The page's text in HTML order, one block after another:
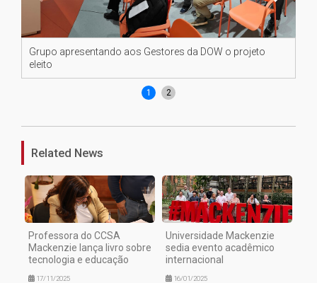
Grupo apresentando aos Gestores da DOW o projeto
eleito
1 2
Related News
Professora do CCSA
Mackenzie lança livro sobre
tecnologia e educação
17/11/2025
Universidade Mackenzie
sedia evento acadêmico
internacional
16/01/2025